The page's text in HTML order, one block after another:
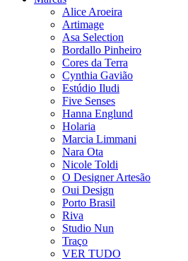
Alice Aroeira
Artimage
Asa Selection
Bordallo Pinheiro
Cores da Terra
Cynthia Gavião
Estúdio Iludi
Five Senses
Hanna Englund
Holaria
Marcia Limmani
Nara Ota
Nicole Toldi
O Designer Artesão
Oui Design
Porto Brasil
Riva
Studio Nun
Traço
VER TUDO